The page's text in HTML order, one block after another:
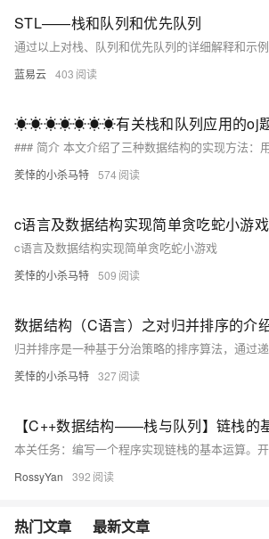
STL——栈和队列和优先队列
蓝易云 403
羑悻的小杀马特 574
c语言及数据结构实现简单贪吃蛇小游戏
c语言及数据结构实现简单贪吃蛇小游戏
羑悻的小杀马特 509
数据结构（C语言）之对归并排序的介
羑悻的小杀马特 327
RossyYan 392
热门文章 最新文章